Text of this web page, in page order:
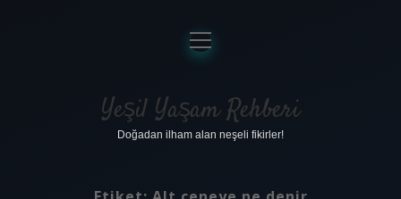
Anasayfa
Gizlilik Politikası
Yasal Uyarı
menüyü
aç
Yeşil Yaşam Rehberi
Doğadan ilham alan neşeli fikirler!